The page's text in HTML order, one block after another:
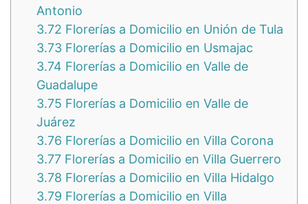
Antonio
3.72 Florerías a Domicilio en Unión de Tula
3.73 Florerías a Domicilio en Usmajac
3.74 Florerías a Domicilio en Valle de
Guadalupe
3.75 Florerías a Domicilio en Valle de
Juárez
3.76 Florerías a Domicilio en Villa Corona
3.77 Florerías a Domicilio en Villa Guerrero
3.78 Florerías a Domicilio en Villa Hidalgo
3.79 Florerías a Domicilio en Villa